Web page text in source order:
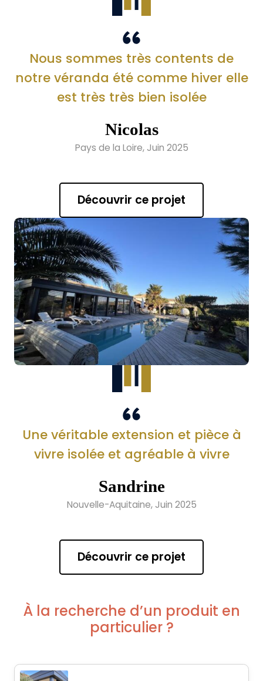
Nous sommes très contents de
notre véranda été comme hiver elle
est très très bien isolée
Nicolas
Pays de la Loire, Juin 2025
Découvrir ce projet
Une véritable extension et pièce à
vivre isolée et agréable à vivre
Sandrine
Nouvelle-Aquitaine, Juin 2025
Découvrir ce projet
À la recherche d’un produit en
particulier ?